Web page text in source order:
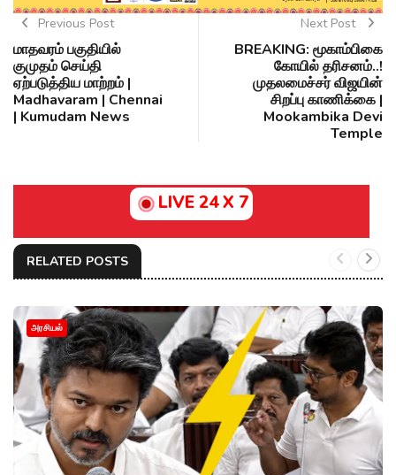
Previous Post
மாதவரம் பகுதியில்
குமுதம் செய்தி
ஏற்படுத்திய மாற்றம் |
Madhavaram | Chennai
| Kumudam News
Next Post
BREAKING: மூகாம்பிகை
கோயில் தரிசனம்..!
முதலமைச்சர் விஜயின்
சிறப்பு காணிக்கை |
Mookambika Devi
Temple
LIVE 24 X 7
RELATED POSTS
அரசியல்